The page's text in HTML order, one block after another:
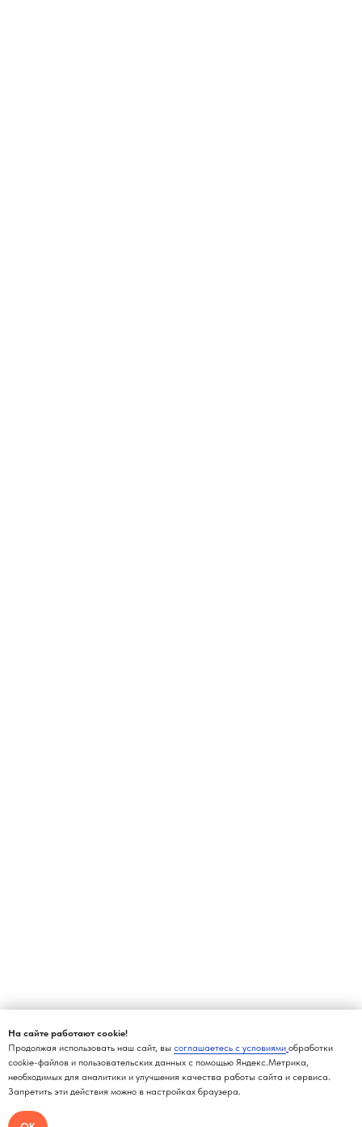
На сайте работают cookie!
Продолжая использовать наш сайт, вы соглашаетесь с условиями обработки
cookie-файлов и пользовательских данных с помощью Яндекс.Метрика,
необходимых для аналитики и улучшения качества работы сайта и сервиса.
Запретить эти действия можно в настройках браузера.